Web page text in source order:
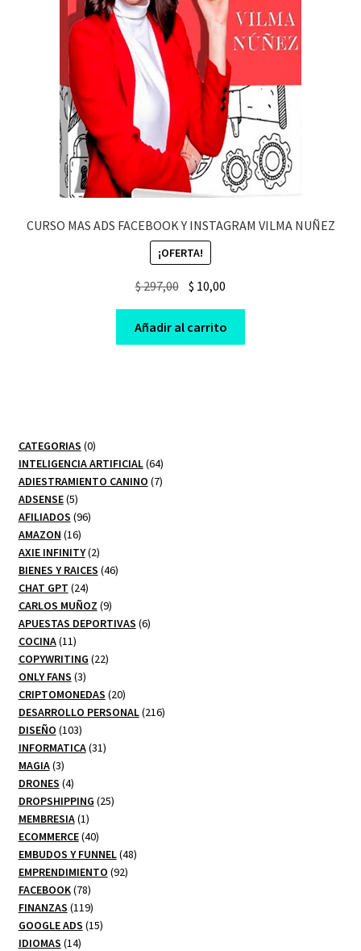
CURSO MAS ADS FACEBOOK Y INSTAGRAM VILMA NUÑEZ
¡OFERTA!
$297,00 Original
was:
$ 297,00.
$ 10,00
is:
$ 10,00.
Añadir al carrito
CATEGORIAS 00
productos
INTELIGENCIA ARTIFICIAL 6464
productos
ADIESTRAMIENTO CANINO 77
ADSENSE 55
productos
AFILIADOS 9696
AMAZON 1616
productos
AXIE INFINITY 22
productos
BIENES Y RAICES 4646
CHAT GPT 2424
productos
CARLOS MUÑOZ 99
productos
APUESTAS DEPORTIVAS 66
COCINA 1111
productos
COPYWRITING 2222
ONLY FANS 33
productos
CRIPTOMONEDAS 2020
productos
DESARROLLO PERSONAL 216216
DISEÑO 103103
productos
INFORMATICA 3131
MAGIA 33
productos
DRONES 44
productos
DROPSHIPPING 2525
MEMBRESIA 11
producto
ECOMMERCE 4040
productos
EMBUDOS Y FUNNEL 4848
EMPRENDIMIENTO 9292
FACEBOOK 7878
productos
FINANZAS 119119
productos
GOOGLE ADS 1515
IDIOMAS 1414